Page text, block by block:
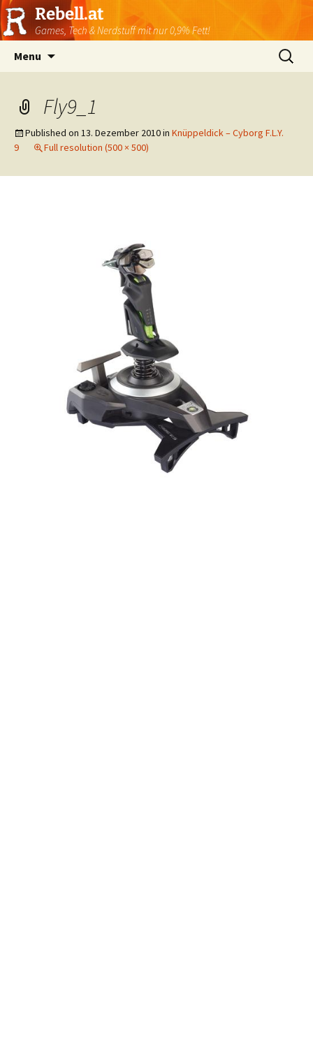
Rebell.at
Games, Tech & Nerdstuff mit nur 0,9% Fett!
Menu
Suchen
nach:
Fly9_1
Published on 13. Dezember 2010in Knüppeldick – Cyborg F.L.Y.
9
Full resolution (500 × 500)